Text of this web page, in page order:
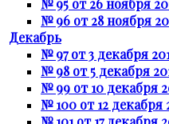
№ 95 от 26 ноября
№ 96 от 28 ноября
Декабрь
№ 97 от 3 декабря
№ 98 от 5 декабря
№ 99 от 10 декабря
№ 100 от 12 декабря